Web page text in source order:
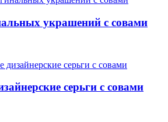
украшений с совами
серьги с совами